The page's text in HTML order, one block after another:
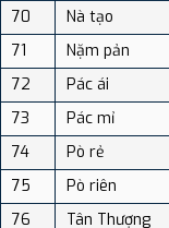
70
Nà tạo
71
Nặm pản
72
Pác ái
73
Pác mỉ
74
Pò rẻ
75
Pò riên
76
Tân Thượng